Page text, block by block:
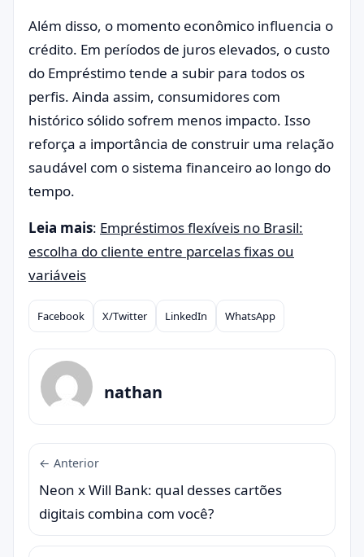
Além disso, o momento econômico influencia o
crédito. Em períodos de juros elevados, o custo
do Empréstimo tende a subir para todos os
perfis. Ainda assim, consumidores com
histórico sólido sofrem menos impacto. Isso
reforça a importância de construir uma relação
saudável com o sistema financeiro ao longo do
tempo.
Leia mais: Empréstimos flexíveis no Brasil:
escolha do cliente entre parcelas fixas ou
variáveis
Compartilhar
Facebook X/Twitter LinkedIn WhatsApp
nathan
← Anterior
Neon x Will Bank: qual desses cartões
digitais combina com você?